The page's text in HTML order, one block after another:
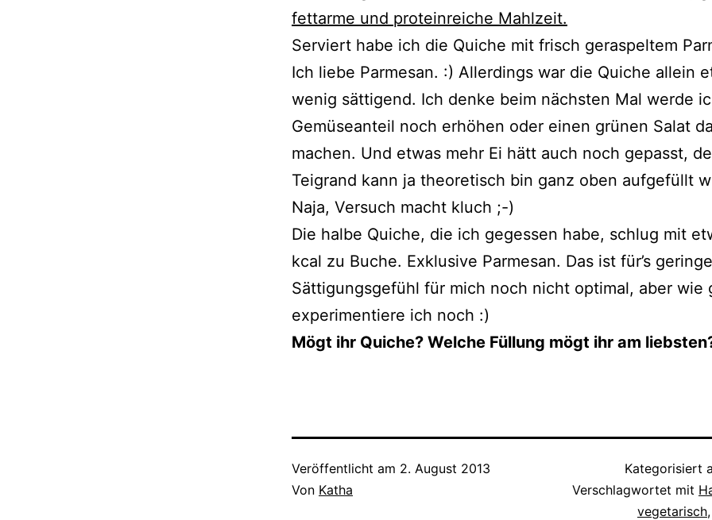
Serviert habe ich die Quiche mit frisch geraspeltem
Ich liebe Parmesan. :) Allerdings war die Quiche allein
wenig sättigend. Ich denke beim nächsten Mal werde
Gemüseanteil noch erhöhen oder einen grünen Salat
machen. Und etwas mehr Ei hätt auch noch gepasst,
Teigrand kann ja theoretisch bin ganz oben aufgefüllt
Naja, Versuch macht kluch ;-)
Die halbe Quiche, die ich gegessen habe, schlug mit
kcal zu Buche. Exklusive Parmesan. Das ist für’s geringe
Sättigungsgefühl für mich noch nicht optimal, aber wie
experimentiere ich noch :)
Mögt ihr Quiche? Welche Füllung mögt ihr am
Veröffentlicht am 2. August 2013
Von Katha
Kategorisiert
Verschlagwortet mit
vegetarisch